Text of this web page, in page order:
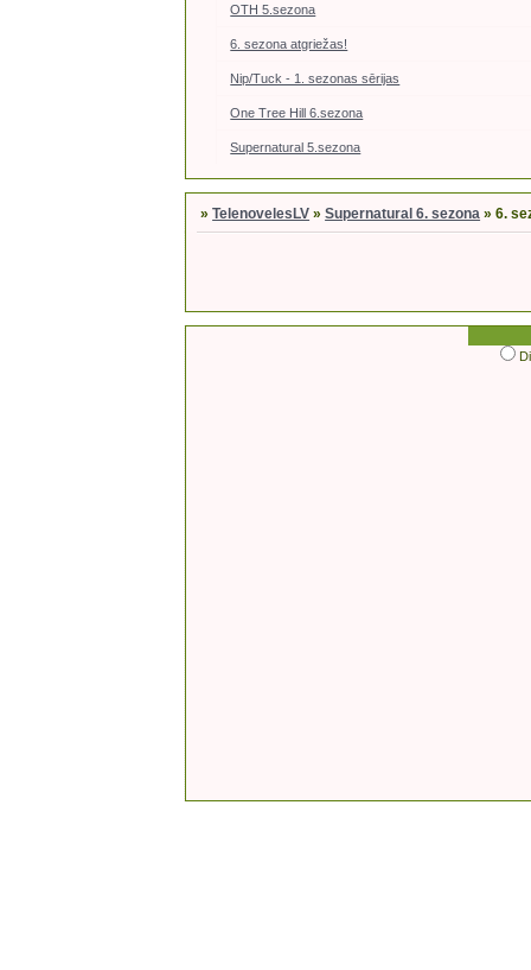
OTH 5.sezona
6. sezona atgriežas!
Nip/Tuck - 1. sezonas sērijas
One Tree Hill 6.sezona
Supernatural 5.sezona
»TelenovelesLV »Supernatural 6. sezona »6.